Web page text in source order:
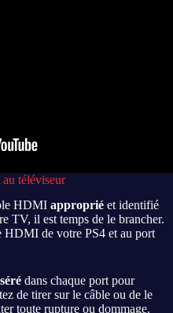
téléviseur
HDMI approprié et identifié
TV, il est temps de le brancher.
de votre PS4 et au port
dans chaque port pour
de tirer sur le câble ou de le
toute rupture ou dommage.